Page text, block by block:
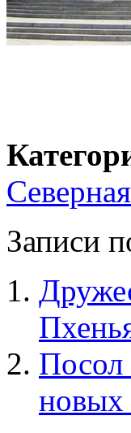
Записи
Посол
новых